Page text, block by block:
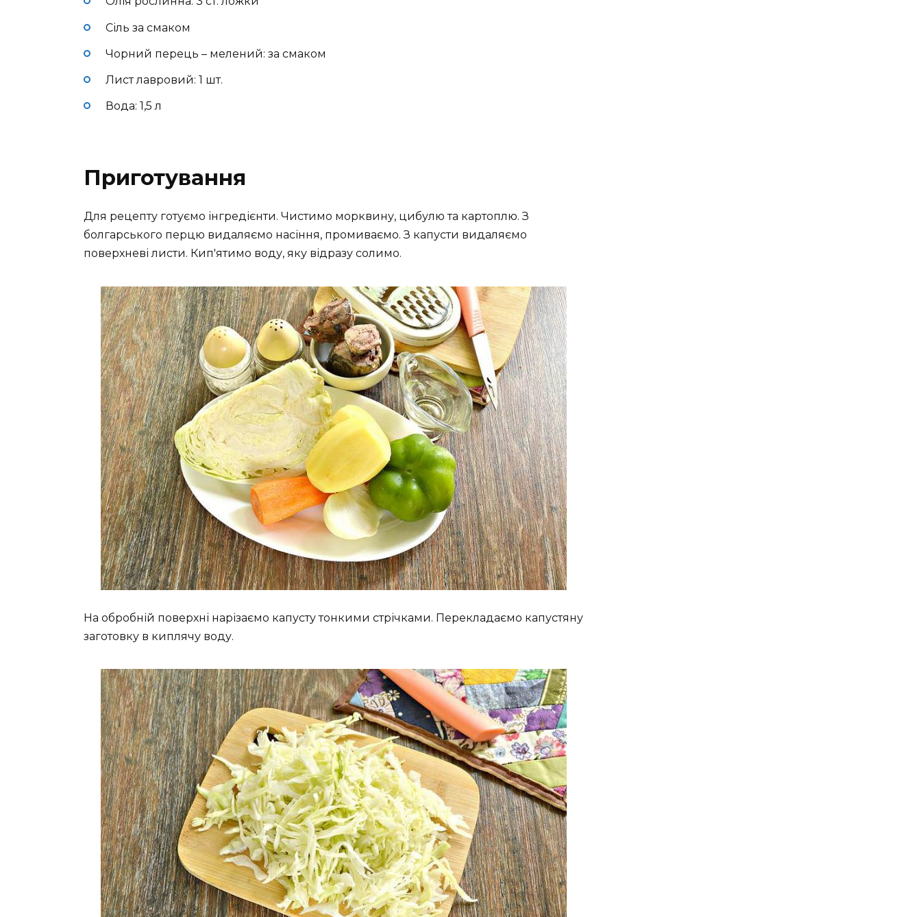
Сіль за смаком
Чорний перець – мелений: за смаком
Лист лавровий: 1 шт.
Вода: 1,5 л
Приготування
Для рецепту готуємо інгредієнти. Чистимо морквину, цибулю та картоплю. З
болгарського перцю видаляємо насіння, промиваємо. З капусти видаляємо
поверхневі листи. Кип'ятимо воду, яку відразу солимо.
На обробній поверхні нарізаємо капусту тонкими стрічками. Перекладаємо капустяну
заготовку в киплячу воду.